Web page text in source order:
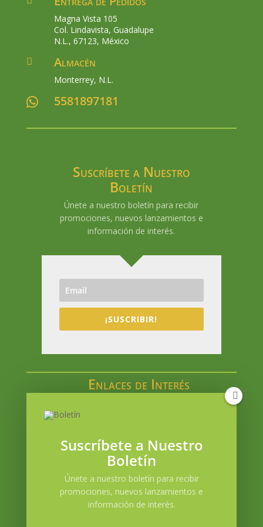
Magna Vista 105
Col. Lindavista, Guadalupe
N.L., 67123, México

Almacén
Monterrey, N.L.
 5581897181
Suscríbete a Nuestro
Boletín
Únete a nuestro boletín para recibir
promociones, nuevos lanzamientos e
información de interés.
¡SUSCRIBIR!
Enlaces de Interés
Acceso a Mi cuenta
Contacto
Política de envíos
Términos y condiciones
Privacidad
Mapa de la Tienda
Suscríbete a Nuestro
Boletín
Únete a nuestro boletín para recibir
promociones, nuevos lanzamientos e
información de interés.